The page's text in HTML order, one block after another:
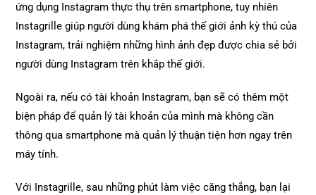
ứng dụng Instagram thực thụ trên smartphone, tuy nhiên
Instagrille giúp người dùng khám phá thế giới ảnh kỳ thú của
Instagram, trải nghiệm những hình ảnh đẹp được chia sẻ bởi
người dùng Instagram trên khắp thế giới.
Ngoài ra, nếu có tài khoản Instagram, bạn sẽ có thêm một
biện pháp để quản lý tài khoản của mình mà không cần
thông qua smartphone mà quản lý thuận tiện hơn ngay trên
máy tính.
Với Instagrille, sau những phút làm việc căng thẳng, bạn lại